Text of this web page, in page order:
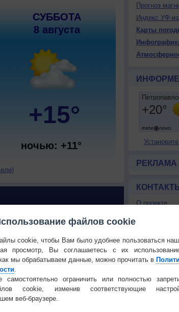
СУББОТА
8 августа
+15°
ночью: +11°
И ПРИРОДЕ
Букет сирени вреден для
Сибирская нефть
залечивает раны
Прогноз
Индекс УФ-
Карты
РЕКЛАМА
О проекте
Частые
Гостевая
файлов cookie
cookie, чтобы Вам было удобнее пользоваться
просмотр, Вы соглашаетесь с их
мы обрабатываем данные, можно прочитать в
.
ограничить или полностью
cookie, изменив соответствующие
веб-браузере.